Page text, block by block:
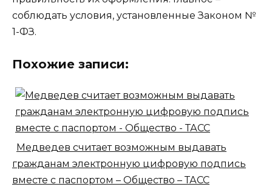
соблюдать условия, установленные Законом №
1-ФЗ.
Похожие записи:
Медведев считает возможным выдавать
гражданам электронную цифровую подпись
вместе с паспортом – Общество – ТАСС